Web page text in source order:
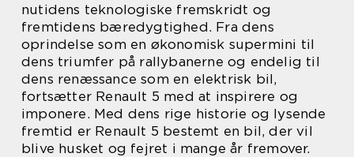
nutidens teknologiske fremskridt og
fremtidens bæredygtighed. Fra dens
oprindelse som en økonomisk supermini til
dens triumfer på rallybanerne og endelig til
dens renæssance som en elektrisk bil,
fortsætter Renault 5 med at inspirere og
imponere. Med dens rige historie og lysende
fremtid er Renault 5 bestemt en bil, der vil
blive husket og fejret i mange år fremover.